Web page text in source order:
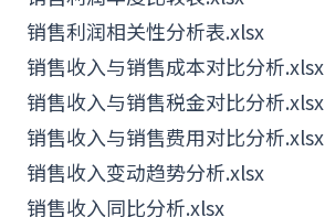
销售利润相关性分析表.xlsx
销售收入与销售成本对比分析.xlsx
销售收入与销售税金对比分析.xlsx
销售收入与销售费用对比分析.xlsx
销售收入变动趋势分析.xlsx
销售收入同比分析.xlsx